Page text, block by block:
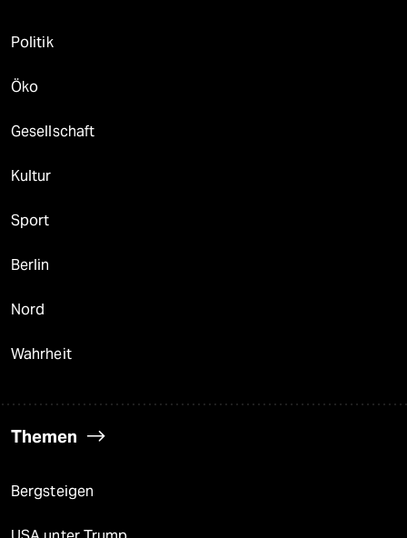
Politik
Öko
Gesellschaft
Kultur
Sport
Berlin
Nord
Wahrheit
Themen
Bergsteigen